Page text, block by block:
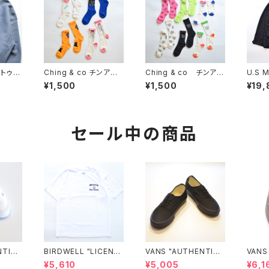
ゥー
Ching & co チンアン
ドコー "SOX"
¥1,500
Ching & co チンアン
ドコー "SYMBOL S
OX"
¥1,500
U.S
セール中の商品
BIRDWELL "LICENSE
PLATE TEE"
¥5,610
VANS "AUTHENTIC"
(BLACK/BLACK)
¥5,005